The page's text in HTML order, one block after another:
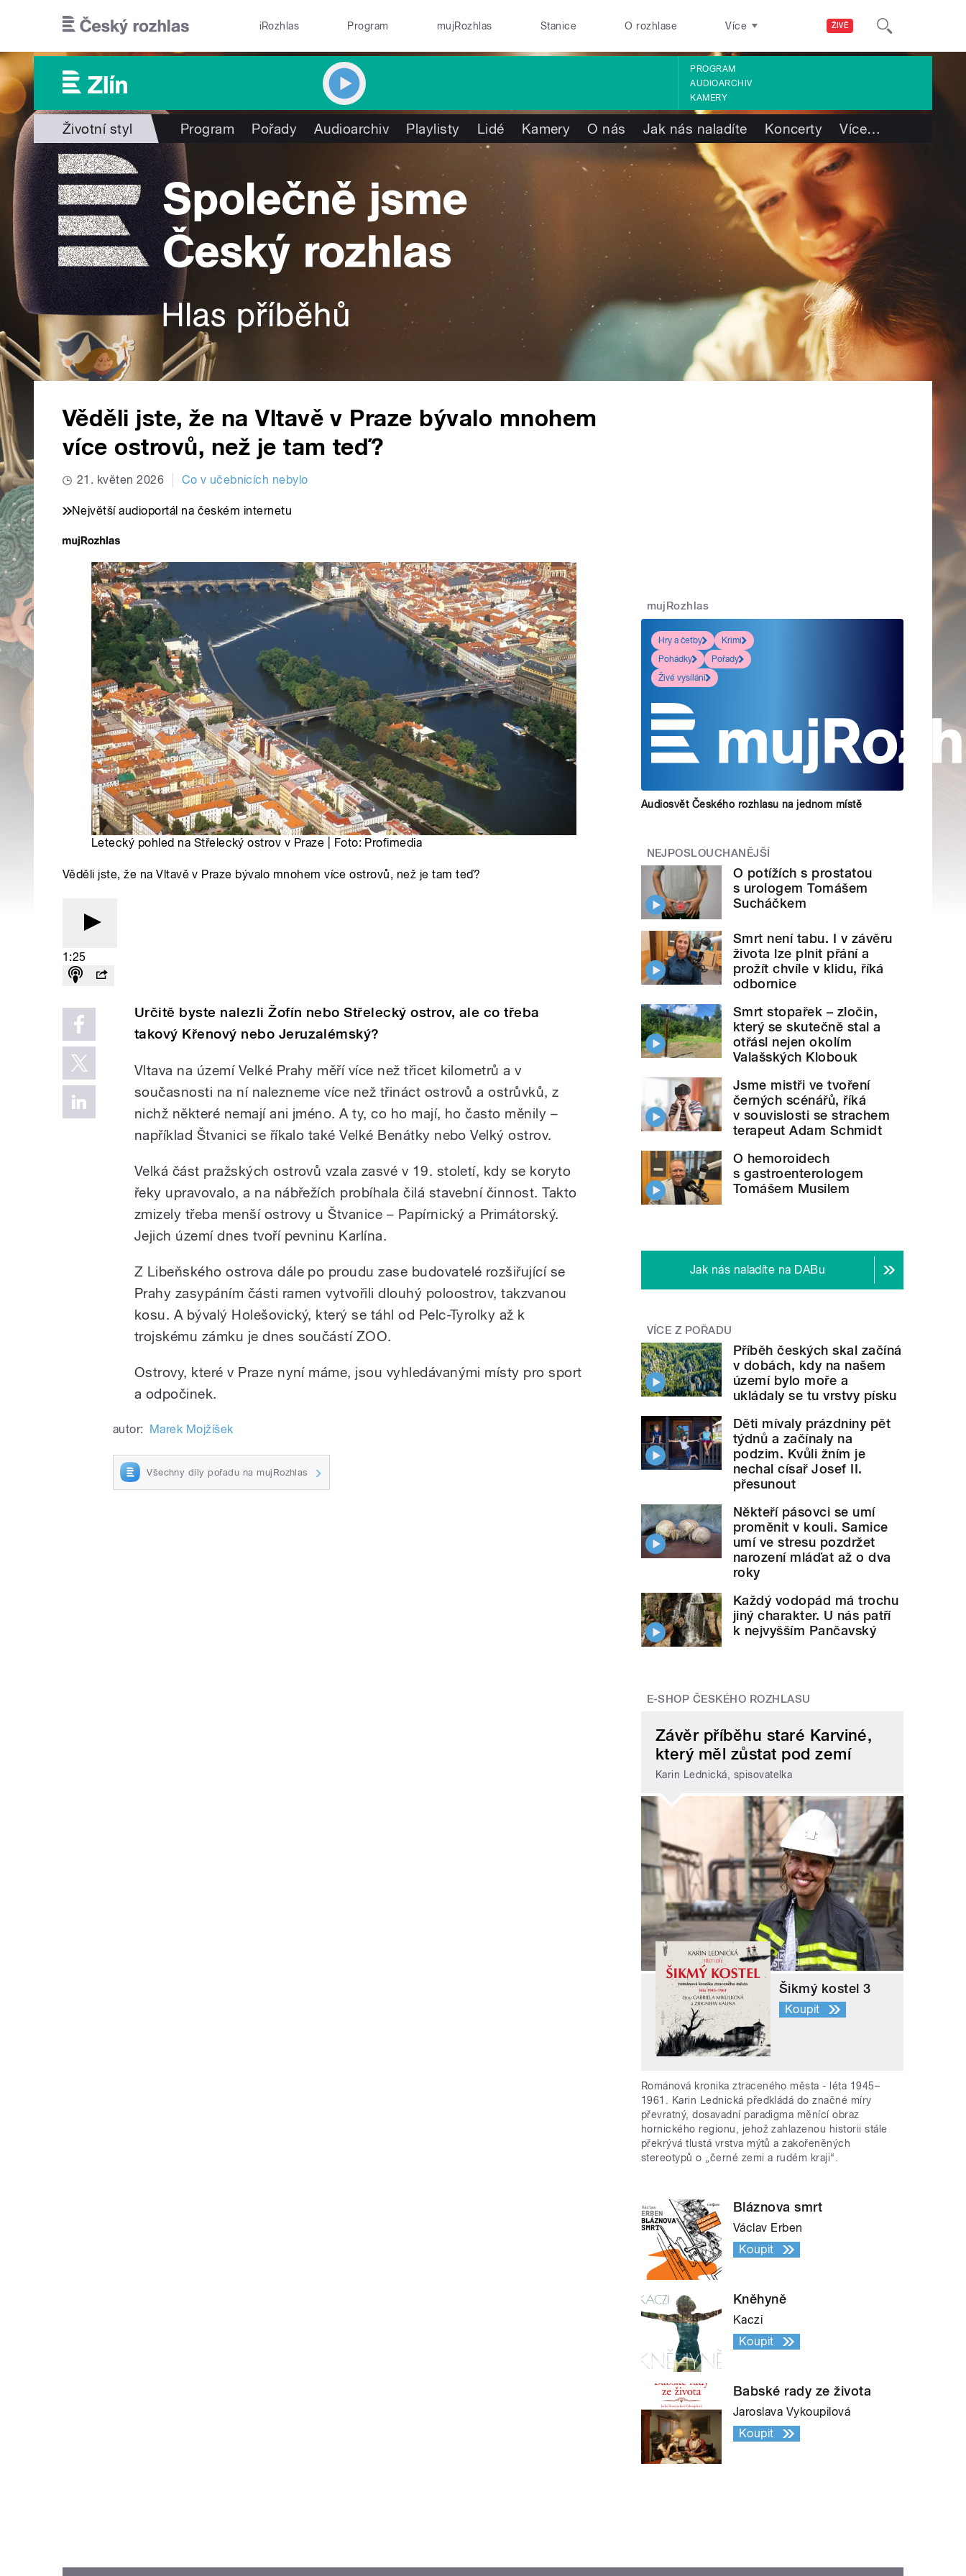
ŽIVĚ
iRozhlas Program mujRozhlas Stanice O rozhlase Více
PROGRAM
AUDIOARCHIV
KAMERY
Životní styl Program Pořady Audioarchiv Playlisty Lidé Kamery O nás Jak nás naladíte Koncerty Více…
Věděli jste, že na Vltavě v Praze bývalo mnohem
více ostrovů, než je tam teď?
21. květen 2026 Co v učebnicích nebylo
Největší audioportál na českém internetu
Letecký pohled na Střelecký ostrov v Praze | Foto: Profimedia
Věděli jste, že na Vltavě v Praze bývalo mnohem více ostrovů, než je tam teď?
1:25
Určitě byste nalezli Žofín nebo Střelecký ostrov, ale co třeba
takový Křenový nebo Jeruzalémský?
Vltava na území Velké Prahy měří více než třicet kilometrů a v
současnosti na ní nalezneme více než třináct ostrovů a ostrůvků, z
nichž některé nemají ani jméno. A ty, co ho mají, ho často měnily –
například Štvanici se říkalo také Velké Benátky nebo Velký ostrov.
Velká část pražských ostrovů vzala zasvé v 19. století, kdy se koryto
řeky upravovalo, a na nábřežích probíhala čilá stavební činnost. Takto
zmizely třeba menší ostrovy u Štvanice – Papírnický a Primátorský.
Jejich území dnes tvoří pevninu Karlína.
Z Libeňského ostrova dále po proudu zase budovatelé rozšiřující se
Prahy zasypáním části ramen vytvořili dlouhý poloostrov, takzvanou
kosu. A bývalý Holešovický, který se táhl od Pelc-Tyrolky až k
trojskému zámku je dnes součástí ZOO.
Ostrovy, které v Praze nyní máme, jsou vyhledávanými místy pro sport
a odpočinek.
autor: Marek Mojžíšek
Všechny díly pořadu na mujRozhlas
mujRozhlas
Hry a četby
Krimi
Pohádky
Pořady
Živé vysílání
Audiosvět Českého rozhlasu na jednom místě
NEJPOSLOUCHANĚJŠÍ
O potížích s prostatou
s urologem Tomášem
Sucháčkem
Smrt není tabu. I v závěru
života lze plnit přání a
prožít chvíle v klidu, říká
odbornice
Smrt stopařek – zločin,
který se skutečně stal a
otřásl nejen okolím
Valašských Klobouk
Jsme mistři ve tvoření
černých scénářů, říká
v souvislosti se strachem
terapeut Adam Schmidt
O hemoroidech
s gastroenterologem
Tomášem Musilem
Jak nás naladíte na DABu
VÍCE Z POŘADU
Příběh českých skal začíná
v dobách, kdy na našem
území bylo moře a
ukládaly se tu vrstvy písku
Děti mívaly prázdniny pět
týdnů a začínaly na
podzim. Kvůli žním je
nechal císař Josef II.
přesunout
Někteří pásovci se umí
proměnit v kouli. Samice
umí ve stresu pozdržet
narození mláďat až o dva
roky
Každý vodopád má trochu
jiný charakter. U nás patří
k nejvyšším Pančavský
E-SHOP ČESKÉHO ROZHLASU
Závěr příběhu staré Karviné,
který měl zůstat pod zemí
Karin Lednická, spisovatelka
Šikmý kostel 3
Koupit
Románová kronika ztraceného města - léta 1945–
1961. Karin Lednická předkládá do značné míry
převratný, dosavadní paradigma měnící obraz
hornického regionu, jehož zahlazenou historii stále
překrývá tlustá vrstva mýtů a zakořeněných
stereotypů o „černé zemi a rudém kraji“.
Bláznova smrt
Václav Erben
Koupit
Kněhyně
Kaczi
Koupit
Babské rady ze života
Jaroslava Vykoupilová
Koupit